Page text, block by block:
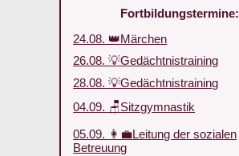
Fortbildungstermine:
24.08. 👑Märchen
26.08. 💡Gedächtnistraining
28.08. 💡Gedächtnistraining
04.09. 🪑Sitzgymnastik
05.09. 👩‍💼Leitung der sozialen
Betreuung